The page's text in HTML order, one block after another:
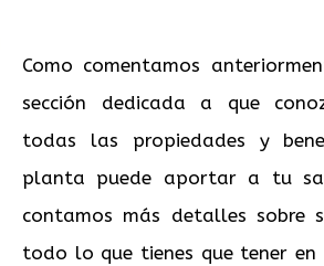
Como comentamos
sección dedicada a que
todas las propiedades y
planta puede aportar a tu
contamos más detalles sobre
todo lo que tienes que tener en